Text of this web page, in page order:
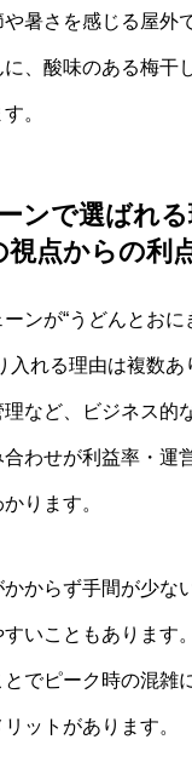
暑さを感じる屋外
、酸味のある梅干
。
ンで選ばれ
視点からの利
ンが“うどんとおに
入れる理由は複数
など、ビジネス的
わせが利益率・運
ります。
からず手間が少な
いこともあります
でピーク時の混雑
ットがあります。